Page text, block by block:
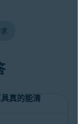
真的能清